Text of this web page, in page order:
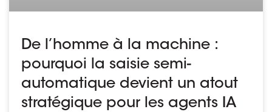
De l’homme à la machine :
pourquoi la saisie semi-
automatique devient un atout
stratégique pour les agents IA